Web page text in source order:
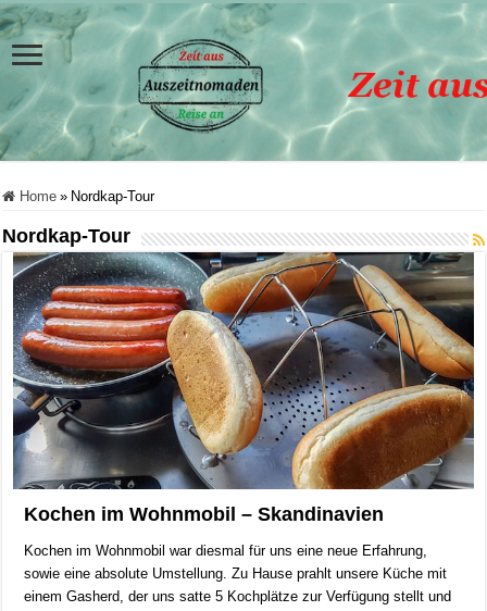
Home » Nordkap-Tour
Nordkap-Tour
Kochen im Wohnmobil – Skandinavien
Kochen im Wohnmobil war diesmal für uns eine neue Erfahrung,
sowie eine absolute Umstellung. Zu Hause prahlt unsere Küche mit
einem Gasherd, der uns satte 5 Kochplätze zur Verfügung stellt und